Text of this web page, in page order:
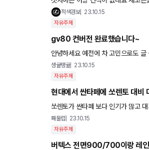
적색경보 23.10.15
자유주제
gv80 컨버전 완료했습니다~
안녕하세요 예전에 차 고민으로도 글 올린
생귤탱귤 23.10.15
자유주제
현대에서 싼타페에 쏘렌토 대비
쏘렌토가 싼타페 보다 인기가 많고
1. HoD : 정전식 스티어링휠 감지 시
째둘럽 23.10.15
자유주제
버텍스 전면900/700이랑 레